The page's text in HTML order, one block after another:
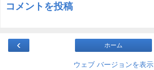
コメントを投稿
‹ ホーム
ウェブ バージョンを表示